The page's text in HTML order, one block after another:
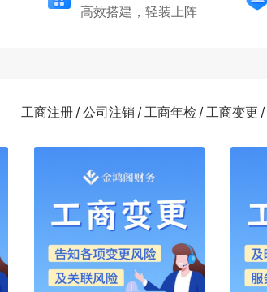
高效搭建，轻装上阵
工商注册 /公司注销 / 工商年检 / 工商变更 /